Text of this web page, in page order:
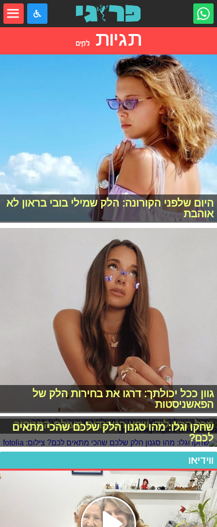
תגיותלקים
היום שלפני הקורונה: הלק שמילי בובי בראון לא
אוהבת
גוון ככל יכולתך: דרגו את בחירות הלק של
הפאשניסטות
מכל הבא ליד: שפע הטרנדים מעולם המניקור
שחקו וגלו: מהו סגנון הלק שלכם שהכי מתאים
לכם?
ווידיאו